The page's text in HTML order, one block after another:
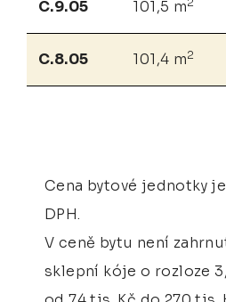
C.9.05 101,5 m
C.8.05 101,4 m2
Cena bytové jednotky
DPH.
V ceně bytu není
sklepní kóje o rozloze